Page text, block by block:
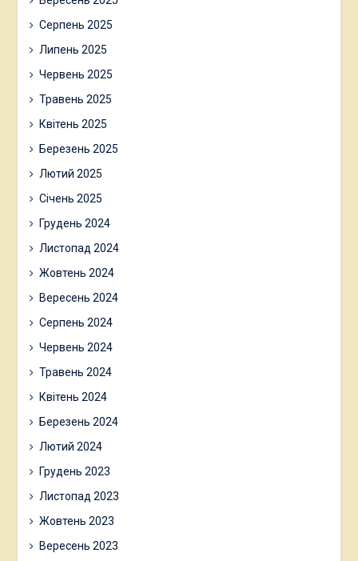
Серпень 2025
Липень 2025
Червень 2025
Травень 2025
Квітень 2025
Березень 2025
Лютий 2025
Січень 2025
Грудень 2024
Листопад 2024
Жовтень 2024
Вересень 2024
Серпень 2024
Червень 2024
Травень 2024
Квітень 2024
Березень 2024
Лютий 2024
Грудень 2023
Листопад 2023
Жовтень 2023
Вересень 2023